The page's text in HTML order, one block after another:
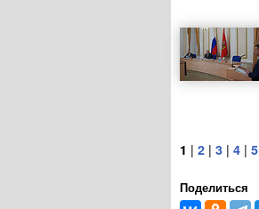
1 | 2 | 3 | 4 | 5
Поделиться